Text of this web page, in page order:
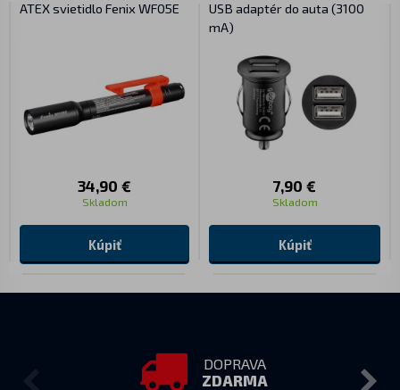
ATEX svietidlo Fenix WF05E
34,90 €
Skladom
Kúpiť
USB adaptér do auta (3100
mA)
7,90 €
Skladom
Kúpiť
DOPRAVA
ZDARMA